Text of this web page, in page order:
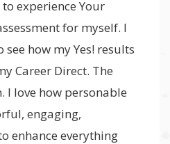
experience Your
for myself. I
how my Yes! results
Career Direct. The
I love how personable
engaging,
enhance everything